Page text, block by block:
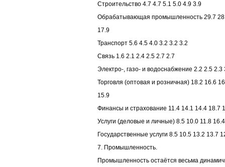
Строительство 4.7 4.7 5.1 5.0 4.9 3.9
Обрабатывающая промышленность 29.7
17.9
Транспорт 5.6 4.5 4.0 3.2 3.2 3.2
Связь 1.6 2.1 2.4 2.5 2.7 2.7
Электро-, газо- и водоснабжение 2.2 2.5 2.3
Торговля (оптовая и розничная) 18.2 16.6
15.9
Финансы и страхование 11.4 14.1 14.4 18.7
Услуги (деловые и личные) 8.5 10.0 11.8
Государственные услуги 8.5 10.5 13.2 13.7
7. Промышленность.
Промышленность остаётся весьма